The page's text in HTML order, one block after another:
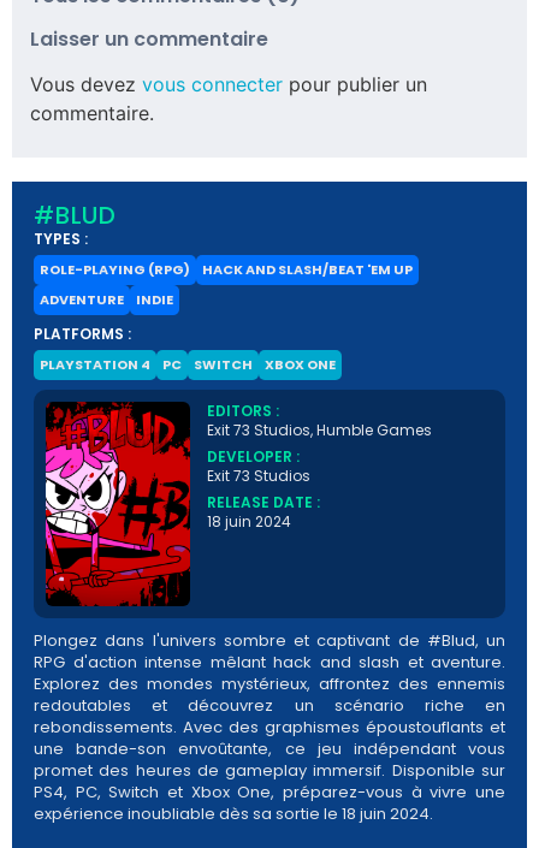
Laisser un commentaire
Vous devez vous connecter pour publier un
commentaire.
#BLUD
TYPES :
ROLE-PLAYING (RPG)
HACK AND SLASH/BEAT 'EM UP
ADVENTURE
INDIE
PLATFORMS :
PLAYSTATION 4 PC SWITCH XBOX ONE
EDITORS :
Exit 73 Studios, Humble Games
DEVELOPER :
Exit 73 Studios
RELEASE DATE :
18 juin 2024
Plongez dans l'univers sombre et captivant de #Blud, un
RPG d'action intense mêlant hack and slash et aventure.
Explorez des mondes mystérieux, affrontez des ennemis
redoutables et découvrez un scénario riche en
rebondissements. Avec des graphismes époustouflants et
une bande-son envoûtante, ce jeu indépendant vous
promet des heures de gameplay immersif. Disponible sur
PS4, PC, Switch et Xbox One, préparez-vous à vivre une
expérience inoubliable dès sa sortie le 18 juin 2024.